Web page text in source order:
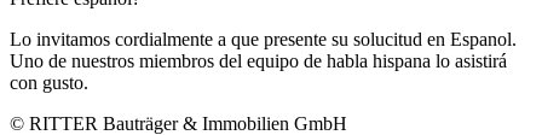
Lo invitamos cordialmente a que presente su solucitud en Espanol.
Uno de nuestros miembros del equipo de habla hispana lo asistirá
con gusto.
© RITTER Bauträger & Immobilien GmbH